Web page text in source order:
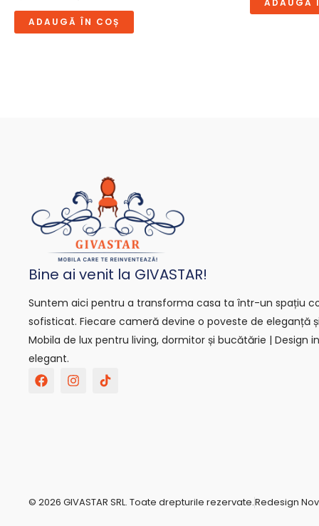
ADAUGĂ ÎN COȘ
ADAUGĂ
Bine ai venit la GIVASTAR!
Suntem aici pentru a transforma casa ta într-un spațiu
sofisticat. Fiecare cameră devine o poveste de eleganță
Mobila de lux pentru living, dormitor și bucătărie | Design
elegant.
F
a
I
n
T
i
r
© 2026 GIVASTAR SRL. Toate drepturile rezervate.Redesign